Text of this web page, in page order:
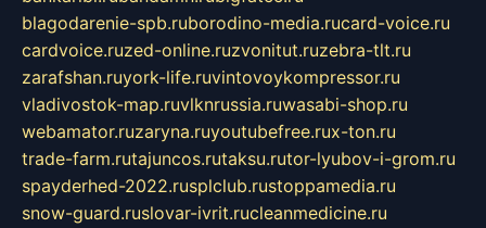
blagodarenie-spb.ruborodino-media.rucard-voice.ru
cardvoice.ruzed-online.ruzvonitut.ruzebra-tlt.ru
zarafshan.ruyork-life.ruvintovoykompressor.ru
vladivostok-map.ruvlknrussia.ruwasabi-shop.ru
webamator.ruzaryna.ruyoutubefree.rux-ton.ru
trade-farm.rutajuncos.rutaksu.rutor-lyubov-i-grom.ru
spayderhed-2022.rusplclub.rustoppamedia.ru
snow-guard.ruslovar-ivrit.rucleanmedicine.ru